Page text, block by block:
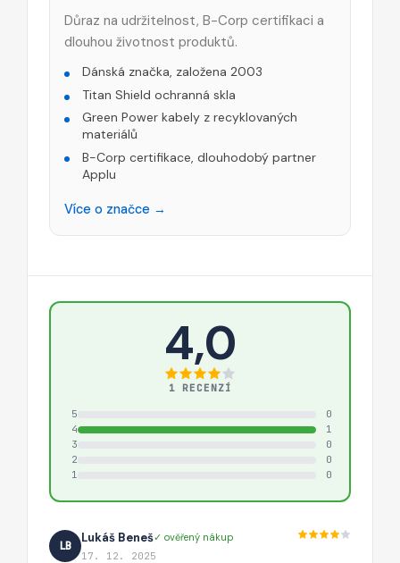
Důraz na udržitelnost, B-Corp certifikaci a
dlouhou životnost produktů.
Dánská značka, založena 2003
Titan Shield ochranná skla
Green Power kabely z recyklovaných
materiálů
B-Corp certifikace, dlouhodobý partner
Applu
Více o značce →
4,0
1 RECENZÍ
5
0
4
1
3
0
2
0
1
0
LB
Lukáš Beneš✓ ověřený nákup
17. 12. 2025